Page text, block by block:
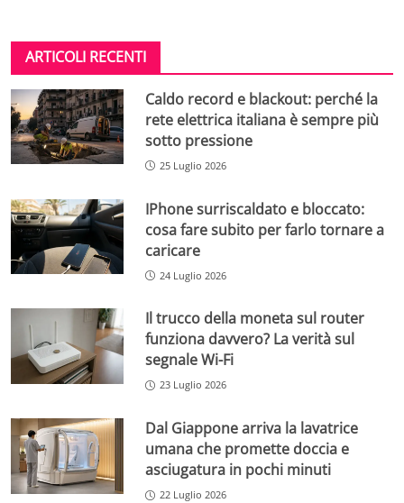
ARTICOLI RECENTI
Caldo record e blackout: perché la
rete elettrica italiana è sempre più
sotto pressione
25 Luglio 2026
IPhone surriscaldato e bloccato:
cosa fare subito per farlo tornare a
caricare
24 Luglio 2026
Il trucco della moneta sul router
funziona davvero? La verità sul
segnale Wi-Fi
23 Luglio 2026
Dal Giappone arriva la lavatrice
umana che promette doccia e
asciugatura in pochi minuti
22 Luglio 2026